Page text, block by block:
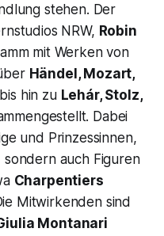
stehen. Der
NRW, Robin
mit Werken von
Händel, Mozart,
hin zu Lehár, Stolz,
Dabei
und Prinzessinnen,
auch Figuren
Charpentiers
Mitwirkenden sind
Montanari